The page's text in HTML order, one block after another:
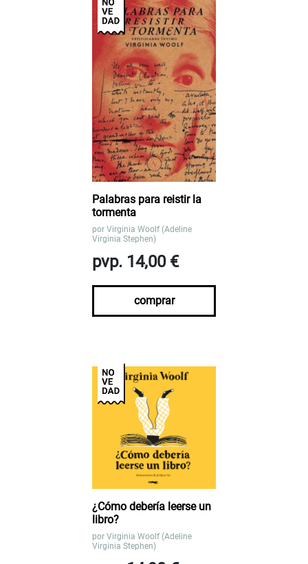
Palabras para reistir la
tormenta
por Virginia Woolf (Adeline
Virginia Stephen)
pvp. 14,00 €
comprar
¿Cómo debería leerse un
libro?
por Virginia Woolf (Adeline
Virginia Stephen)